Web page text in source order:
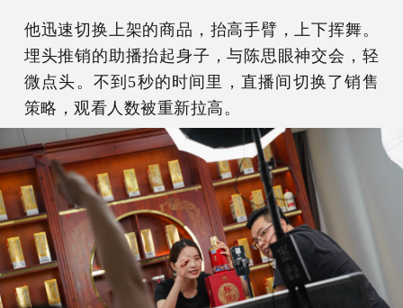
他迅速切换上架的商品，抬高手臂，上下挥舞。
埋头推销的助播抬起身子，与陈思眼神交会，轻
微点头。不到5秒的时间里，直播间切换了销售
策略，观看人数被重新拉高。